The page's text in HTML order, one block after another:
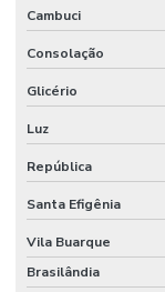
Etiquetas Adesivas
Etiquetas Adesivas
Etiquetas Adesivas
Etiquetas Adesivas
Etiquetas Adesivas
Cambuci
Consolação
Glicério
Luz
República
Santa Efigênia
Vila Buarque
Brasilândia